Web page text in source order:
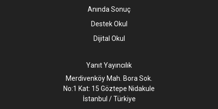
Anında Sonuç
Destek Okul
Dijital Okul
Yanıt Yayıncılık
Merdivenköy Mah. Bora Sok.
No:1 Kat: 15 Göztepe Nidakule
İstanbul / Türkiye